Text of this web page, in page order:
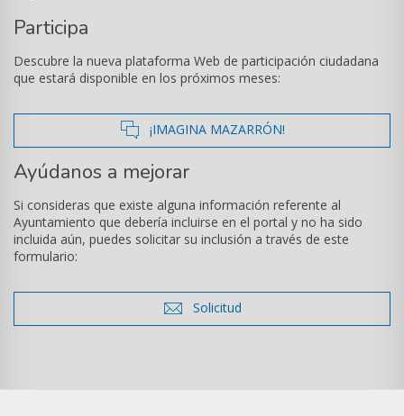
Participa
Descubre la nueva plataforma Web de participación ciudadana
que estará disponible en los próximos meses:
icono
de
comentarios
¡IMAGINA MAZARRÓN!
Ayúdanos a mejorar
Si consideras que existe alguna información referente al
Ayuntamiento que debería incluirse en el portal y no ha sido
incluida aún, puedes solicitar su inclusión a través de este
formulario:
icono
de
Solicitud